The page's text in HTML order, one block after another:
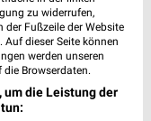
für die
zu widerrufen,
der Fußzeile der Website
Auf dieser Seite können
werden unseren
Browserdaten.
um die Leistung der